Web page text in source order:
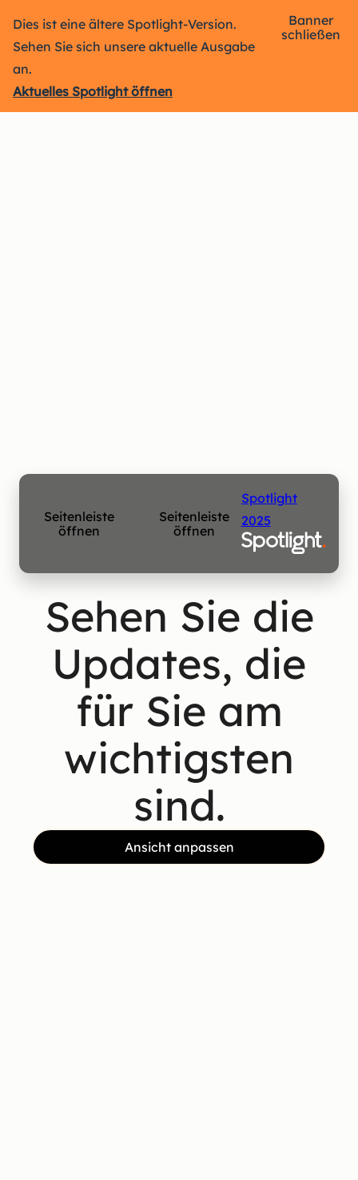
Dies ist eine ältere Spotlight-Version.
Sehen Sie sich unsere aktuelle Ausgabe
an.
Aktuelles Spotlight öffnen
Banner
schließen
Seitenleiste
öffnen
Seitenleiste
öffnen
Spotlight
2025
Sehen Sie die
Updates, die
für Sie am
wichtigsten
sind.
Ansicht anpassen